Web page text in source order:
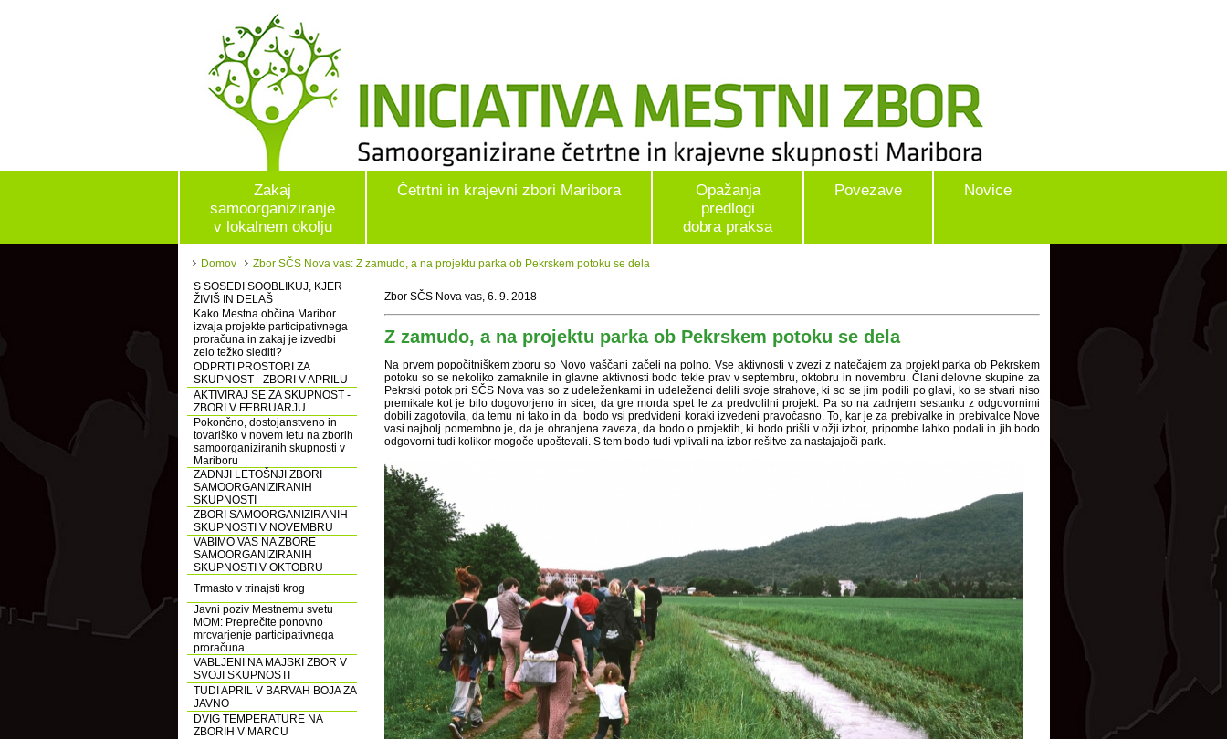
Zakaj
samoorganiziranje
v lokalnem okolju
Četrtni in krajevni zbori Maribora
Opažanja
predlogi
dobra praksa
Povezave Novice
Domov
Zbor SČS Nova vas: Z zamudo, a na projektu parka ob Pekrskem potoku se dela
S SOSEDI SOOBLIKUJ, KJER
ŽIVIŠ IN DELAŠ
Kako Mestna občina Maribor
izvaja projekte participativnega
proračuna in zakaj je izvedbi
zelo težko slediti?
ODPRTI PROSTORI ZA
SKUPNOST - ZBORI V APRILU
AKTIVIRAJ SE ZA SKUPNOST -
ZBORI V FEBRUARJU
Pokončno, dostojanstveno in
tovariško v novem letu na zborih
samoorganiziranih skupnosti v
Mariboru
ZADNJI LETOŠNJI ZBORI
SAMOORGANIZIRANIH
SKUPNOSTI
ZBORI SAMOORGANIZIRANIH
SKUPNOSTI V NOVEMBRU
VABIMO VAS NA ZBORE
SAMOORGANIZIRANIH
SKUPNOSTI V OKTOBRU
Trmasto v trinajsti krog
Javni poziv Mestnemu svetu
MOM: Preprečite ponovno
mrcvarjenje participativnega
proračuna
VABLJENI NA MAJSKI ZBOR V
SVOJI SKUPNOSTI
TUDI APRIL V BARVAH BOJA ZA
JAVNO
DVIG TEMPERATURE NA
ZBORIH V MARCU
Zbor SČS Nova vas, 6. 9. 2018
Z zamudo, a na projektu parka ob Pekrskem potoku se dela
Na prvem popočitniškem zboru so Novo vaščani začeli na polno. Vse aktivnosti v zvezi z natečajem za projekt parka ob Pekrskem
potoku so se nekoliko zamaknile in glavne aktivnosti bodo tekle prav v septembru, oktobru in novembru. Člani delovne skupine za
Pekrski potok pri SČS Nova vas so z udeleženkami in udeleženci delili svoje strahove, ki so se jim podili po glavi, ko se stvari niso
premikale kot je bilo dogovorjeno in sicer, da gre morda spet le za predvolilni projekt. Pa so na zadnjem sestanku z odgovornimi
dobili zagotovila, da temu ni tako in da bodo vsi predvideni koraki izvedeni pravočasno. To, kar je za prebivalke in prebivalce Nove
vasi najbolj pomembno je, da je ohranjena zaveza, da bodo o projektih, ki bodo prišli v ožji izbor, pripombe lahko podali in jih bodo
odgovorni tudi kolikor mogoče upoštevali. S tem bodo tudi vplivali na izbor rešitve za nastajajoči park.